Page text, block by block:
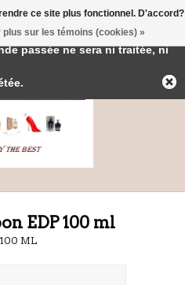
EDP 100 ml
100 ML
ce site plus fonctionnel. D'accord?
plus sur les témoins (cookies) »
Cette boutique est en
passée ne sera ni traitée, ni